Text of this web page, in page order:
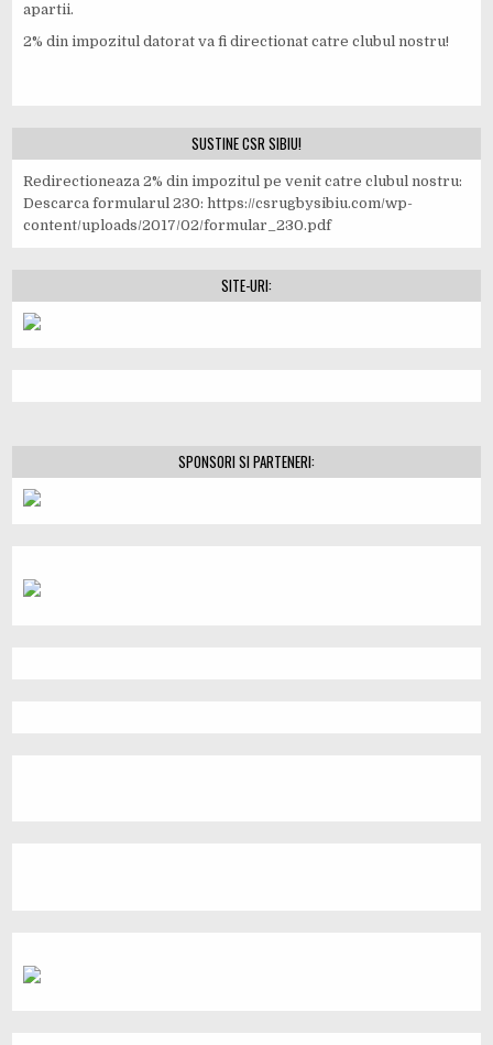
apartii.
2% din impozitul datorat va fi directionat catre clubul nostru!
SUSTINE CSR SIBIU!
Redirectioneaza 2% din impozitul pe venit catre clubul nostru:
Descarca formularul 230: https://csrugbysibiu.com/wp-
content/uploads/2017/02/formular_230.pdf
SITE-URI:
SPONSORI SI PARTENERI: